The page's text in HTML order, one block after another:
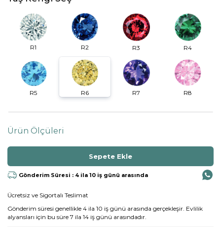
R1 R2 R3 R4
R5 R6 R7 R8
Ürün Ölçüleri
Gönderim Süresi : 4 ila 10 iş günü arasında
Ücretsiz ve Sigortalı Teslimat
Gönderim süresi genellikle 4 ila 10 iş günü arasında gerçekleşir. Evlilik
alyansları için bu süre 7 ila 14 iş günü arasındadır.